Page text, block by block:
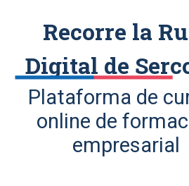
Recorre la
Digital de
Plataforma de
online de
empresarial